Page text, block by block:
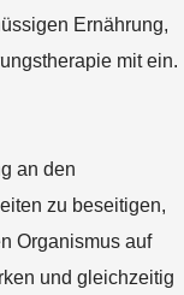
Ernährung,
mit ein.
an den
zu beseitigen,
Organismus auf
und gleichzeitig